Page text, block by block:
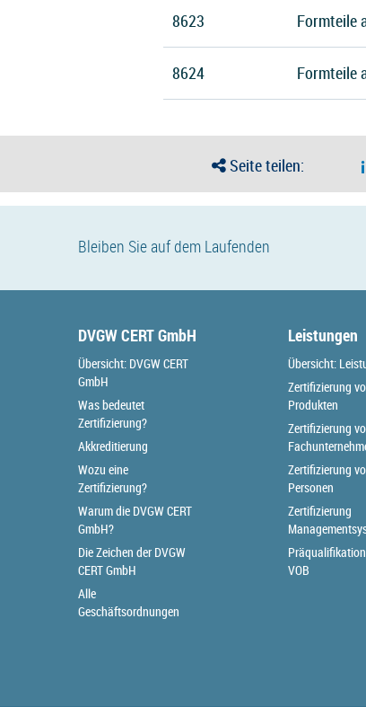
8623 Formteile
8624 Formteile
Seite teilen:
Bleiben Sie auf dem Laufenden
DVGW CERT GmbH
Übersicht: DVGW CERT
GmbH
Was bedeutet
Zertifizierung?
Akkreditierung
Wozu eine
Zertifizierung?
Warum die DVGW CERT
GmbH?
Die Zeichen der DVGW
CERT GmbH
Alle
Geschäftsordnungen
Leistungen
Übersicht:
Zertifizierung
Produkten
Zertifizierung
Zertifizierung
Personen
Zertifizierung
VOB